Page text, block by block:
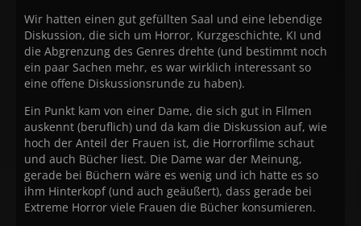
Wir hatten einen gut gefüllten Saal und eine lebendige
Diskussion, die sich um Horror, Kurzgeschichte, KI und
die Abgrenzung des Genres drehte (und bestimmt noch
ein paar Sachen mehr, es war wirklich interessant so
eine offene Diskussionsrunde zu haben).
Ein Punkt kam von einer Dame, die sich gut in Filmen
auskennt (beruflich) und da kam die Diskussion auf, wie
hoch der Anteil der Frauen ist, die Horrorfilme schaut
und auch Bücher liest. Die Dame war der Meinung,
gerade bei Büchern wäre es wenig und ich hatte es so
ihm Hinterkopf (und auch geäußert), dass gerade bei
Extreme Horror viele Frauen die Bücher konsumieren.